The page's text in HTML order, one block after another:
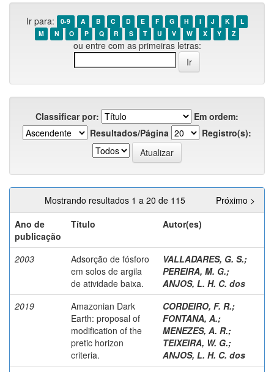
Ir para: 0-9 A B C D E F G H I J K
L
M
N O P Q R S T U V W X Y Z
ou entre com as primeiras letras:
Classificar por:
Em ordem:
Resultados/Página
Registro(s):
Mostrando resultados 1 a 20 de 115
Próximo >
Ano de
publicação
Título Autor(es)
2003
Adsorção de fósforo
em solos de argila
de atividade baixa.
VALLADARES, G. S.;
PEREIRA, M. G.;
ANJOS, L. H. C. dos
2019
Amazonian Dark
Earth: proposal of
modification of the
pretic horizon
criteria.
CORDEIRO, F. R.;
FONTANA, A.;
MENEZES, A. R.;
TEIXEIRA, W. G.;
ANJOS, L. H. C. dos